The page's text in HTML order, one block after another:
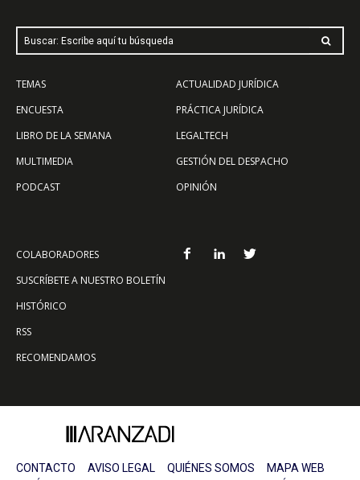
Buscar: Escribe aquí tu búsqueda
TEMAS
ENCUESTA
LIBRO DE LA SEMANA
MULTIMEDIA
PODCAST
ACTUALIDAD JURÍDICA
PRÁCTICA JURÍDICA
LEGALTECH
GESTIÓN DEL DESPACHO
OPINIÓN
COLABORADORES
SUSCRÍBETE A NUESTRO BOLETÍN
HISTÓRICO
RSS
RECOMENDAMOS
CONTACTO AVISO LEGAL QUIÉNES SOMOS
MAPA WEB